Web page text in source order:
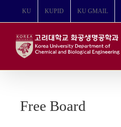
뛰
KU KUPID KU GMAIL
Free Board